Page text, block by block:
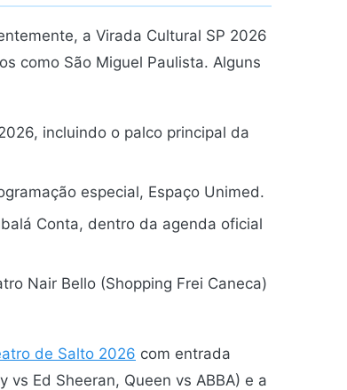
a Virada Cultural SP 2026
como São Miguel Paulista. Alguns
incluindo o palco principal da
especial, Espaço Unimed.
Conta, dentro da agenda oficial
Nair Bello (Shopping Frei Caneca)
de Salto 2026 com entrada
Ed Sheeran, Queen vs ABBA) e a